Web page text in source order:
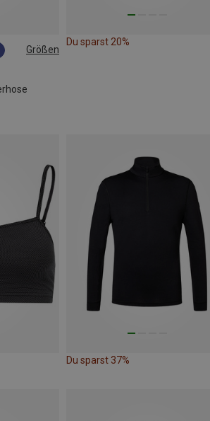
Größen
Du sparst 20%
Du sparst 37%